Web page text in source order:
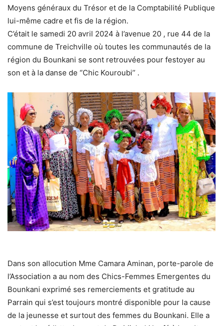
Moyens généraux du Trésor et de la Comptabilité Publique
lui-même cadre et fis de la région.
C’était le samedi 20 avril 2024 à l’avenue 20 , rue 44 de la
commune de Treichville où toutes les communautés de la
région du Bounkani se sont retrouvées pour festoyer au
son et à la danse de ‘’Chic Kouroubi’’ .
Dans son allocution Mme Camara Aminan, porte-parole de
l’Association a au nom des Chics-Femmes Emergentes du
Bounkani exprimé ses remerciements et gratitude au
Parrain qui s’est toujours montré disponible pour la cause
de la jeunesse et surtout des femmes du Bounkani. Elle a